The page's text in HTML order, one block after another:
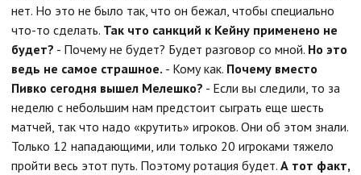
нет. Но это не было так, что он бежал, чтобы специально
что-то сделать. Так что санкций к Кейну применено не
будет? - Почему не будет? Будет разговор со мной. Но это
ведь не самое страшное. - Кому как. Почему вместо
Пивко сегодня вышел Мелешко? - Если вы следили, то за
неделю с небольшим нам предстоит сыграть еще шесть
матчей, так что надо «крутить» игроков. Они об этом знали.
Только 12 нападающими, или только 20 игроками тяжело
пройти весь этот путь. Поэтому ротация будет. А тот факт,